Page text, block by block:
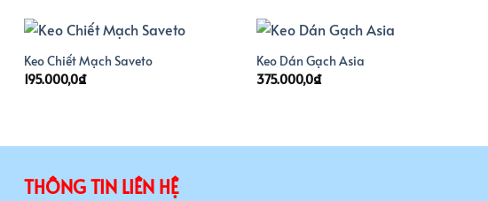
Keo Chiết Mạch Saveto
195.000,0₫
Keo Dán Gạch Asia
375.000,0₫
THÔNG TIN LIÊN HỆ